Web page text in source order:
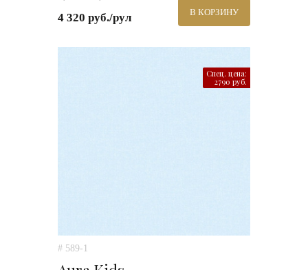
4 320 руб./рул В КОРЗИНУ
Спец. цена:
2790 руб.
# 589-1